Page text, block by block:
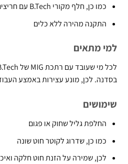
כמו כן, חלף מקורי B.Tech עם חריצים מדויקים
התקנה מהירה ללא כלים
למי מתאים
בסדנה. לכן, מונע עצירות באמצע
שימושים
החלפת גליל שחוק או פגום
כמו כן, שדרוג לקוטר חוט שונה
לכן, שמירה על הזנת חוט חלקה